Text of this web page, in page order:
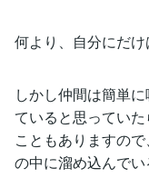
何より、自分にだけ
しかし仲間は簡単
ていると思ってい
こともありますの
の中に溜め込んでい